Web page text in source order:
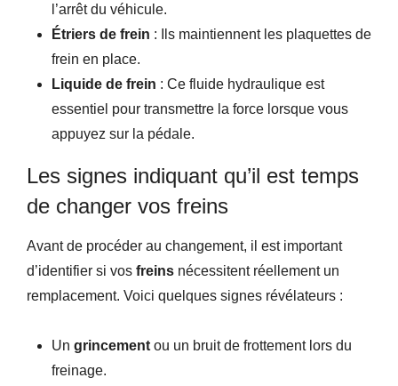
l’arrêt du véhicule.
Étriers de frein : Ils maintiennent les plaquettes de
frein en place.
Liquide de frein : Ce fluide hydraulique est
essentiel pour transmettre la force lorsque vous
appuyez sur la pédale.
Les signes indiquant qu’il est temps
de changer vos freins
Avant de procéder au changement, il est important
d’identifier si vos freins nécessitent réellement un
remplacement. Voici quelques signes révélateurs :
Un grincement ou un bruit de frottement lors du
freinage.